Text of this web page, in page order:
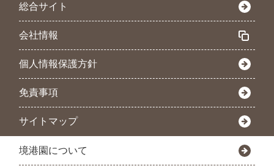
総合サイト
会社情報
個人情報保護方針
免責事項
サイトマップ
境港園について